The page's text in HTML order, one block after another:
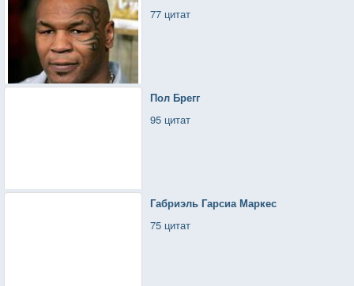
77 цитат
Пол Брегг
95 цитат
Габриэль Гарсиа Маркес
75 цитат